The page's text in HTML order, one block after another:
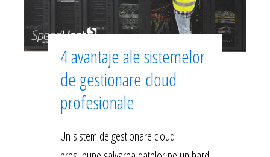
4 avantaje ale sistemelor
de gestionare cloud
profesionale
Un sistem de gestionare cloud